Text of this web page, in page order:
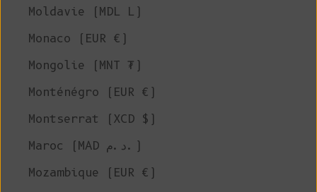
Moldavie (MDL L)
Monaco (EUR €)
Mongolie (MNT ₮)
Monténégro (EUR €)
Montserrat (XCD $)
Maroc (MAD د.م.)
Mozambique (EUR €)